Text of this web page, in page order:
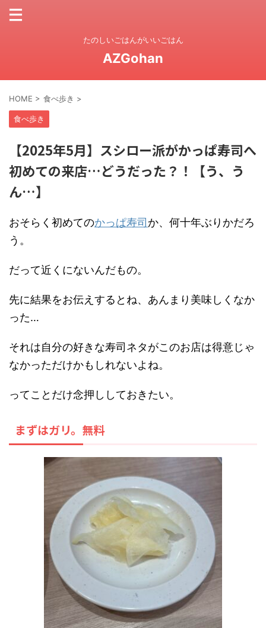
たのしいごはんがいいごはん
AZGohan
HOME > 食べ歩き >
食べ歩き
【2025年5月】スシロー派がかっぱ寿司へ
初めての来店…どうだった？！【う、う
ん…】
おそらく初めてのかっぱ寿司か、何十年ぶりかだろ
う。
だって近くにないんだもの。
先に結果をお伝えするとね、あんまり美味しくなか
った…
それは自分の好きな寿司ネタがこのお店は得意じゃ
なかっただけかもしれないよね。
ってことだけ念押ししておきたい。
まずはガリ。無料